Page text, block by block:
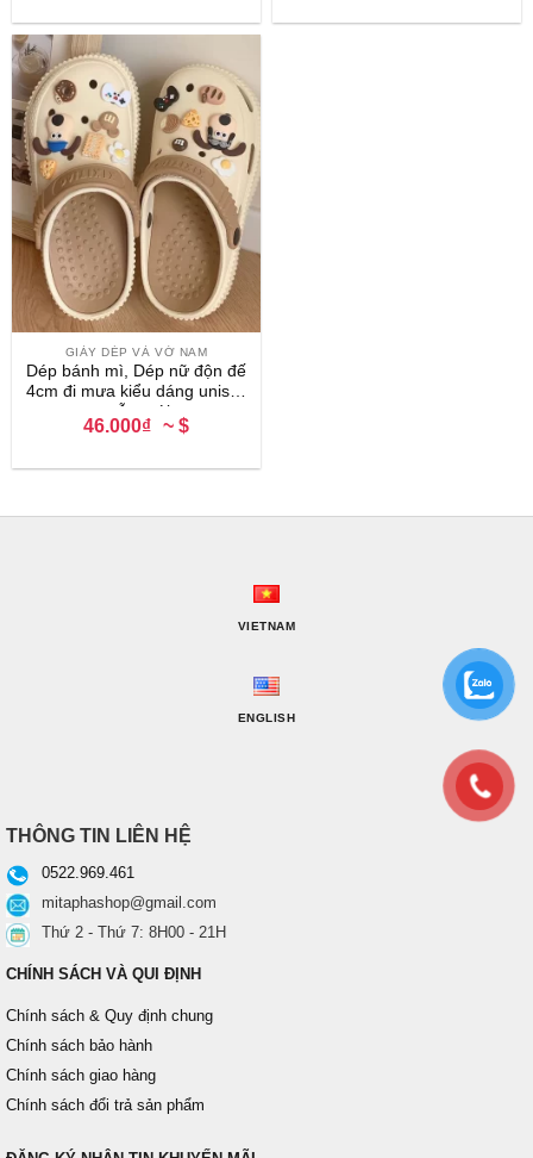
GIÀY DÉP VÀ VỚ NAM
Dép bánh mì, Dép nữ độn đế
4cm đi mưa kiểu dáng unisex
mẫu mới
46.000₫ ~ $
VIETNAM
ENGLISH
THÔNG TIN LIÊN HỆ
0522.969.461
mitaphashop@gmail.com
Thứ 2 - Thứ 7: 8H00 - 21H
CHÍNH SÁCH VÀ QUI ĐỊNH
Chính sách & Quy định chung
Chính sách bảo hành
Chính sách giao hàng
Chính sách đổi trả sản phẩm